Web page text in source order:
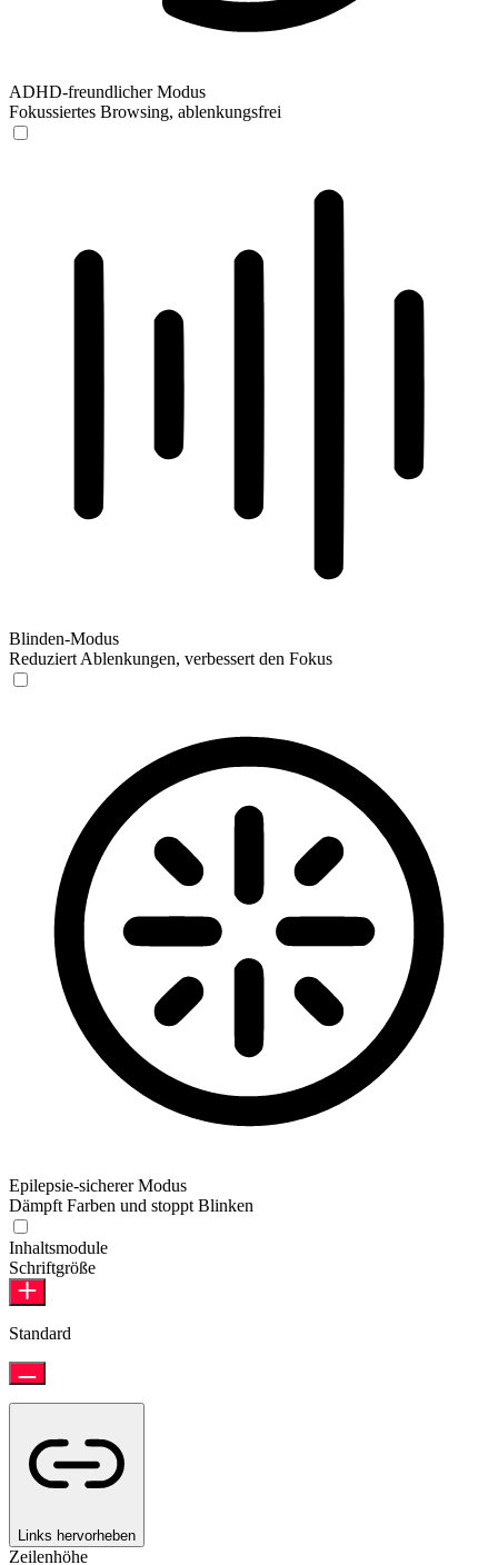
ADHD-freundlicher Modus
Fokussiertes Browsing, ablenkungsfrei
Blinden-Modus
Reduziert Ablenkungen, verbessert den Fokus
Epilepsie-sicherer Modus
Dämpft Farben und stoppt Blinken
Inhaltsmodule
Schriftgröße
Standard
Links hervorheben
Zeilenhöhe